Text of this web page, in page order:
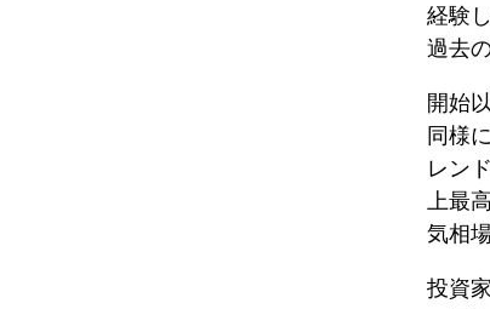
経験
過去
開始
同様
レン
上最
気相
投資家